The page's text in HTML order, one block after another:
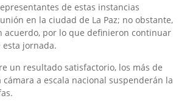
de estas instancias
en la ciudad de La Paz; no obstante,
acuerdo, por lo que definieron continuar
jornada.
un resultado satisfactorio, los más de
cámara a escala nacional suspenderán la